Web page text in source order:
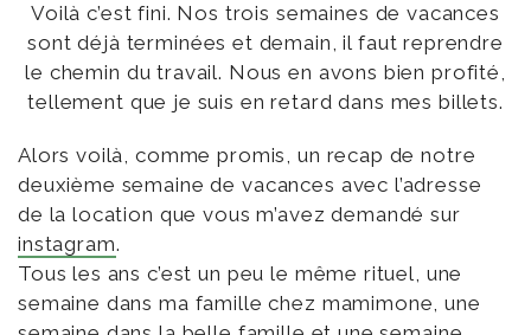
Voilà c’est fini. Nos trois semaines de vacances
sont déjà terminées et demain, il faut reprendre
le chemin du travail. Nous en avons bien profité,
tellement que je suis en retard dans mes billets.
Alors voilà, comme promis, un recap de notre
deuxième semaine de vacances avec l’adresse
de la location que vous m’avez demandé sur
instagram.
Tous les ans c’est un peu le même rituel, une
semaine dans ma famille chez mamimone, une